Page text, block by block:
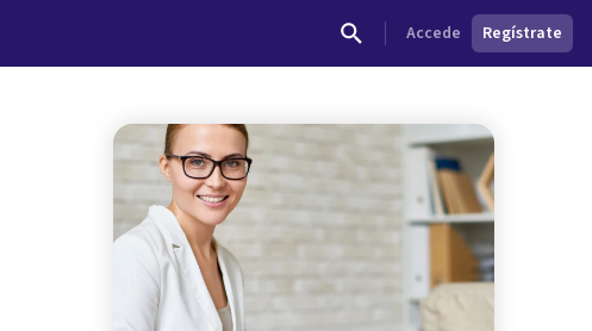
Accede Regístrate